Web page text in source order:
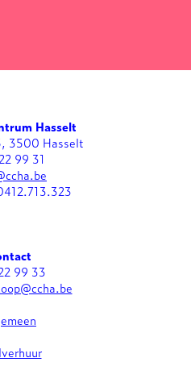
Hasselt
3500 Hasselt
99 31
99 33